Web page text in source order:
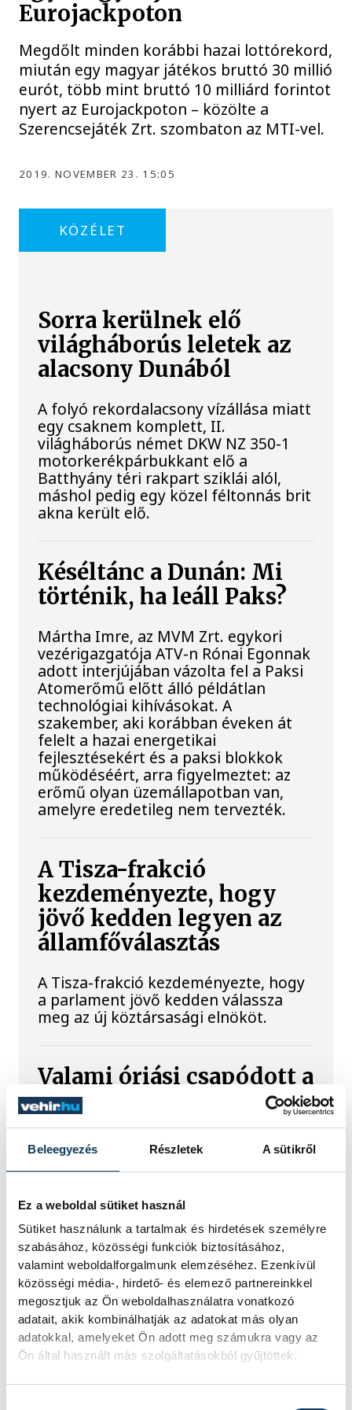
Beleegyezés Részletek A sütikről
Ez a weboldal sütiket használ
Sütiket használunk a tartalmak és hirdetések személyre
szabásához, közösségi funkciók biztosításához,
valamint weboldalforgalmunk elemzéséhez. Ezenkívül
közösségi média-, hirdető- és elemező partnereinkkel
megosztjuk az Ön weboldalhasználatra vonatkozó
adatait, akik kombinálhatják az adatokat más olyan
adatokkal, amelyeket Ön adott meg számukra vagy az
Ön által használt más szolgáltatásokból gyűjtöttek.
Eurojackpoton
Megdőlt minden korábbi hazai lottórekord,
miután egy magyar játékos bruttó 30 millió
eurót, több mint bruttó 10 milliárd forintot
nyert az Eurojackpoton – közölte a
Szerencsejáték Zrt. szombaton az MTI-vel.
2019. NOVEMBER 23. 15:05
KÖZÉLET
Sorra kerülnek elő
világháborús leletek az
alacsony Dunából
A folyó rekordalacsony vízállása miatt
egy csaknem komplett, II.
világháborús német DKW NZ 350-1
motorkerékpárbukkant elő a
Batthyány téri rakpart sziklái alól,
máshol pedig egy közel féltonnás brit
akna került elő.
Késéltánc a Dunán: Mi
történik, ha leáll Paks?
Mártha Imre, az MVM Zrt. egykori
vezérigazgatója ATV-n Rónai Egonnak
adott interjújában vázolta fel a Paksi
Atomerőmű előtt álló példátlan
technológiai kihívásokat. A
szakember, aki korábban éveken át
felelt a hazai energetikai
fejlesztésekért és a paksi blokkok
működéséért, arra figyelmeztet: az
erőmű olyan üzemállapotban van,
amelyre eredetileg nem tervezték.
A Tisza-frakció
kezdeményezte, hogy
jövő kedden legyen az
államfőválasztás
A Tisza-frakció kezdeményezte, hogy
a parlament jövő kedden válassza
meg az új köztársasági elnököt.
Valami óriási csapódott a
Holdba ma reggel
Rendhagyó esemény zajlott le kedden
reggel. Magyar idő szerint 8:35 körül
a Hold felszínébe csapódott a SpaceX
fokozata. A becsapódást a Földről
szabad szemmel nem lehetett látni, a
szakemberek azonban távcsövekkel
figyelték az eseményt.
Rekordok Európában –
Magyarország a
legforróbb, Angliában